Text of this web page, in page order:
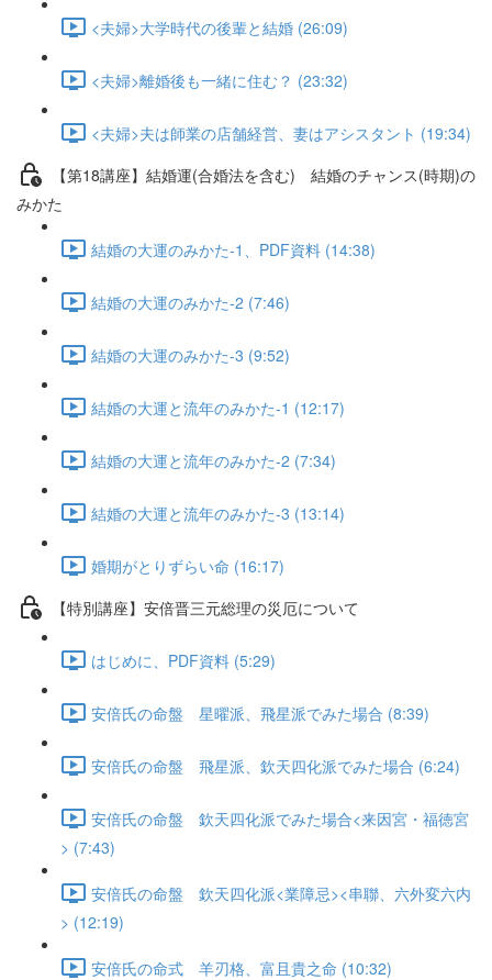
<夫婦>大学時代の後輩と結婚 (26:09)
<夫婦>離婚後も一緒に住む？ (23:32)
<夫婦>夫は師業の店舗経営、妻はアシスタント (19:34)
【第18講座】結婚運(合婚法を含む) 結婚のチャンス(時期)の
みかた
結婚の大運のみかた-1、PDF資料 (14:38)
結婚の大運のみかた-2 (7:46)
結婚の大運のみかた-3 (9:52)
結婚の大運と流年のみかた-1 (12:17)
結婚の大運と流年のみかた-2 (7:34)
結婚の大運と流年のみかた-3 (13:14)
婚期がとりずらい命 (16:17)
【特別講座】安倍晋三元総理の災厄について
はじめに、PDF資料 (5:29)
安倍氏の命盤 星曜派、飛星派でみた場合 (8:39)
安倍氏の命盤 飛星派、欽天四化派でみた場合 (6:24)
安倍氏の命盤 欽天四化派でみた場合<来因宮・福徳宮
> (7:43)
安倍氏の命盤 欽天四化派<業障忌><串聯、六外変六内
> (12:19)
安倍氏の命式 羊刃格、富且貴之命 (10:32)